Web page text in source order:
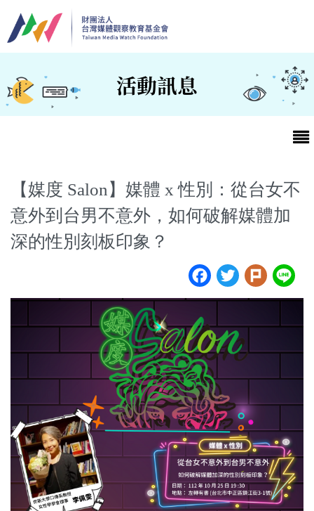
活動訊息
最新消息
第25屆台灣兒童及少年優質節目活動官網
關於我們
監督觀察
優質兒少
媒體素養
研究計畫
申訴
捐款支持
【媒度 Salon】媒體 x 性別：從台女不
意外到台男不意外，如何破解媒體加
深的性別刻板印象？
Facebook
Twitter